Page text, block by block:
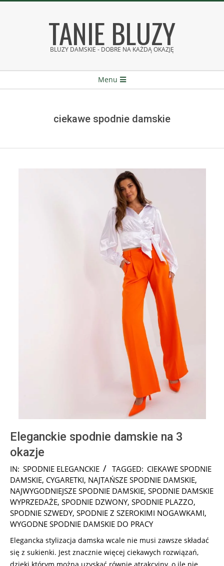
TANIE BLUZY
BLUZY DAMSKIE - DOBRE NA KAŻDĄ OKAZJĘ
Menu
ciekawe spodnie damskie
Eleganckie spodnie damskie na 3
okazje
2025-
08-
16
IN: SPODNIE ELEGANCKIE TAGGED: CIEKAWE SPODNIE
DAMSKIE, CYGARETKI, NAJTAŃSZE SPODNIE DAMSKIE,
NAJWYGODNIEJSZE SPODNIE DAMSKIE, SPODNIE DAMSKIE
WYPRZEDAŻE, SPODNIE DZWONY, SPODNIE PLAZZO,
SPODNIE SZWEDY, SPODNIE Z SZEROKIMI NOGAWKAMI,
WYGODNE SPODNIE DAMSKIE DO PRACY
Elegancka stylizacja damska wcale nie musi zawsze składać
się z sukienki. Jest znacznie więcej ciekawych rozwiązań,